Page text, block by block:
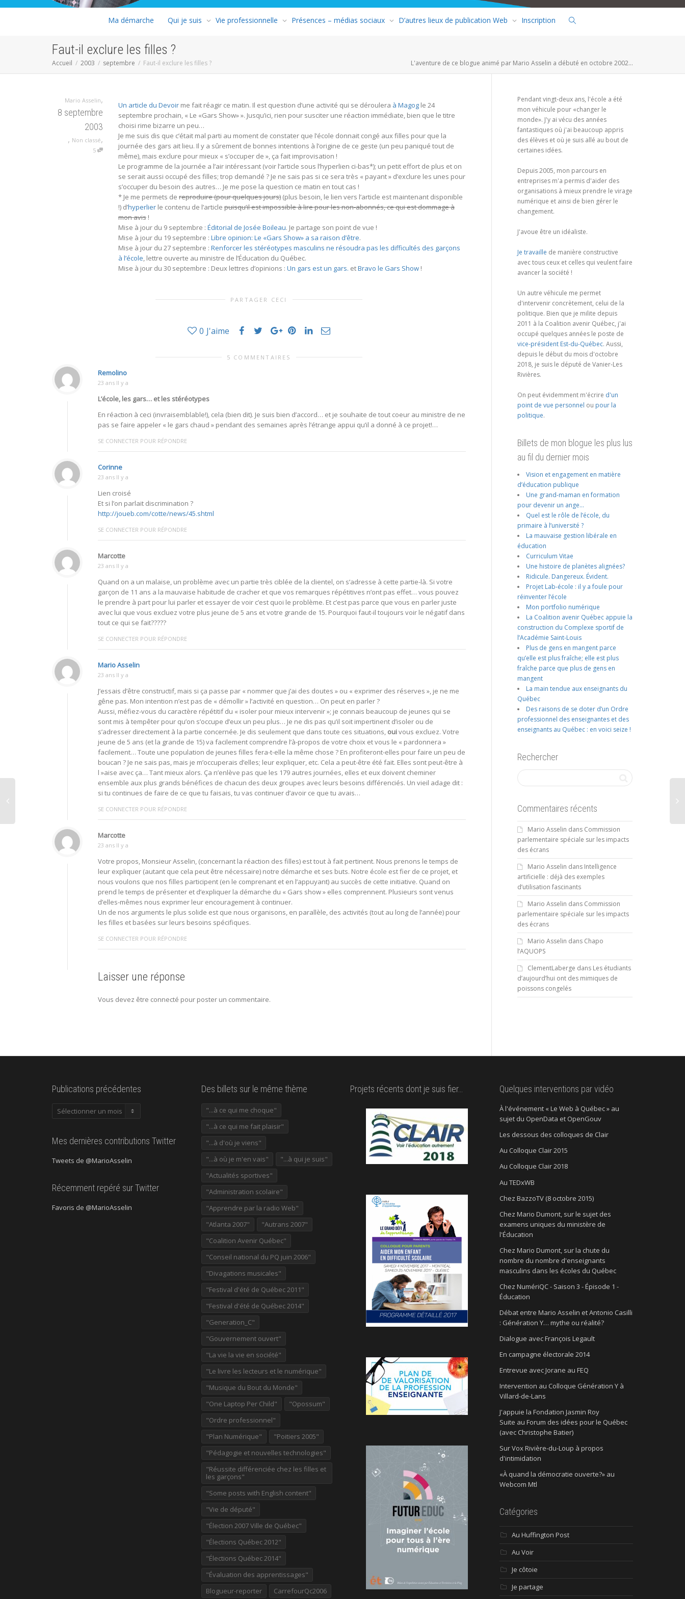
Ma démarche Qui je suis Vie professionnelle Présences – médias sociaux D’autres lieux de publication Web Inscription
Faut-il exclure les filles ?
Accueil 2003 septembre Faut-il exclure les filles ? L'aventure de ce blogue animé par Mario Asselin a débuté en octobre 2002...
Mario Asselin,
8 septembre
2003
, Non classé,
5
Un article du Devoir me fait réagir ce matin. Il est question d’une activité qui se déroulera à Magog le 24
septembre prochain, « Le «Gars Show» ». Jusqu’ici, rien pour susciter une réaction immédiate, bien que le titre
choisi rime bizarre un peu…
Je me suis dis que c’était mal parti au moment de constater que l’école donnait congé aux filles pour que la
journée des gars ait lieu. Il y a sûrement de bonnes intentions à l’origine de ce geste (un peu paniqué tout de
même), mais exclure pour mieux « s’occuper de », ça fait improvisation !
Le programme de la journée a l’air intéressant (voir l’article sous l’hyperlien ci-bas*); un petit effort de plus et on
se serait aussi occupé des filles; trop demandé ? Je ne sais pas si ce sera très « payant » d’exclure les unes pour
s’occuper du besoin des autres… Je me pose la question ce matin en tout cas !
* Je me permets de reproduire (pour quelques jours) (plus besoin, le lien vers l’article est maintenant disponible
!) d’hyperlier le contenu de l’article puisqu’il est impossible à lire pour les non-abonnés, ce qui est dommage à
mon avis !
Mise à jour du 9 septembre : Éditorial de Josée Boileau. Je partage son point de vue !
Mise à jour du 19 septembre : Libre opinion: Le «Gars Show» a sa raison d’être.
Mise à jour du 27 septembre : Renforcer les stéréotypes masculins ne résoudra pas les difficultés des garçons
à l’école, lettre ouverte au ministre de l’Éducation du Québec.
Mise à jour du 30 septembre : Deux lettres d’opinions : Un gars est un gars. etBravo le Gars Show !
PARTAGER CECI
0 J'aime
5 COMMENTAIRES
Remolino
23 ans Il y a
L’école, les gars… et les stéréotypes
En réaction à ceci (invraisemblable!), cela (bien dit). Je suis bien d’accord… et je souhaite de tout coeur au ministre de ne
pas se faire appeler « le gars chaud » pendant des semaines après l’étrange appui qu’il a donné à ce projet!…
SE CONNECTER POUR RÉPONDRE
Corinne
23 ans Il y a
Lien croisé
Et si l’on parlait discrimination ?
http://joueb.com/cotte/news/45.shtml
SE CONNECTER POUR RÉPONDRE
Marcotte
23 ans Il y a
Quand on a un malaise, un problème avec un partie très ciblée de la clientel, on s’adresse à cette partie-là. Si votre
garçon de 11 ans a la mauvaise habitude de cracher et que vos remarques répétitives n’ont pas effet… vous pouvez
le prendre à part pour lui parler et essayer de voir c’est quoi le problème. Et c’est pas parce que vous en parler juste
avec lui que vous excluez votre plus jeune de 5 ans et votre grande de 15. Pourquoi faut-il toujours voir le négatif dans
tout ce qui se fait?????
SE CONNECTER POUR RÉPONDRE
Mario Asselin
23 ans Il y a
J’essais d’être constructif, mais si ça passe par « nommer que j’ai des doutes » ou « exprimer des réserves », je ne me
gêne pas. Mon intention n’est pas de « démollir » l’activité en question… On peut en parler ?
Aussi, méfiez-vous du caractère répétitif du « isoler pour mieux intervenir »; je connais beaucoup de jeunes qui se
sont mis à tempêter pour qu’on s’occupe d’eux un peu plus… Je ne dis pas qu’il soit impertinent d’isoler ou de
s’adresser directement à la partie concernée. Je dis seulement que dans toute ces situations, ouivous excluez. Votre
jeune de 5 ans (et la grande de 15) va facilement comprendre l’à-propos de votre choix et vous le « pardonnera »
facilement… Toute une population de jeunes filles fera-t-elle la même chose ? En profiteront-elles pour faire un peu de
boucan ? Je ne sais pas, mais je m’occuperais d’elles; leur expliquer, etc. Cela a peut-être été fait. Elles sont peut-être à
l »aise avec ça… Tant mieux alors. Ça n’enlève pas que les 179 autres journées, elles et eux doivent cheminer
ensemble aux plus grands bénéfices de chacun des deux groupes avec leurs besoins différenciés. Un vieil adage dit :
si tu continues de faire de ce que tu faisais, tu vas continuer d’avoir ce que tu avais…
SE CONNECTER POUR RÉPONDRE
Marcotte
23 ans Il y a
Votre propos, Monsieur Asselin, (concernant la réaction des filles) est tout à fait pertinent. Nous prenons le temps de
leur expliquer (autant que cela peut être nécessaire) notre démarche et ses buts. Notre école est fier de ce projet, et
nous voulons que nos filles participent (en le comprenant et en l’appuyant) au succès de cette initiative. Quand on
prend le temps de présenter et d’expliquer la démarche du « Gars show » elles comprennent. Plusieurs sont venus
d’elles-mêmes nous exprimer leur encouragement à continuer.
Un de nos arguments le plus solide est que nous organisons, en parallèle, des activités (tout au long de l’année) pour
les filles et basées sur leurs besoins spécifiques.
SE CONNECTER POUR RÉPONDRE
Laisser une réponse
Vous devez être connecté pour poster un commentaire.
Pendant vingt-deux ans, l'école a été
mon véhicule pour «changer le
monde». J'y ai vécu des années
fantastiques où j'ai beaucoup appris
des élèves et où je suis allé au bout de
certaines idées.
Depuis 2005, mon parcours en
entreprises m'a permis d'aider des
organisations à mieux prendre le virage
numérique et ainsi de bien gérer le
changement.
J'avoue être un idéaliste.
Je travaille de manière constructive
avec tous ceux et celles qui veulent faire
avancer la société !
Un autre véhicule me permet
d'intervenir concrètement, celui de la
politique. Bien que je milite depuis
2011 à la Coalition avenir Québec, j'ai
occupé quelques années le poste de
vice-président Est-du-Québec. Aussi,
depuis le début du mois d'octobre
2018, je suis le député de Vanier-Les
Rivières.
On peut évidemment m'écrire d'un
point de vue personnel ou pour la
politique.
Billets de mon blogue les plus lus
au fil du dernier mois
Vision et engagement en matière
d’éducation publique
Une grand-maman en formation
pour devenir un ange…
Quel est le rôle de l’école, du
primaire à l’université ?
La mauvaise gestion libérale en
éducation
Curriculum Vitae
Une histoire de planètes alignées?
Ridicule. Dangereux. Évident.
Projet Lab-école : il y a foule pour
réinventer l’école
Mon portfolio numérique
La Coalition avenir Québec appuie la
construction du Complexe sportif de
l’Académie Saint-Louis
Plus de gens en mangent parce
qu’elle est plus fraîche; elle est plus
fraîche parce que plus de gens en
mangent
La main tendue aux enseignants du
Québec
Des raisons de se doter d’un Ordre
professionnel des enseignantes et des
enseignants au Québec : en voici seize !
Rechercher
Commentaires récents
Mario Asselin dans Commission
parlementaire spéciale sur les impacts
des écrans
Mario Asselin dans Intelligence
artificielle : déjà des exemples
d’utilisation fascinants
Mario Asselin dans Commission
parlementaire spéciale sur les impacts
des écrans
Mario Asselin dans Chapo
l’AQUOPS
ClementLaberge dans Les étudiants
d’aujourd’hui ont des mimiques de
poissons congelés
Publications précédentes
Publications
Mes dernières contributions Twitter
Tweets de @MarioAsselin
Récemment repéré sur Twitter
Favoris de @MarioAsselin
Des billets sur le même thème
"...à ce qui me choque"
"...à ce qui me fait plaisir"
"...à d'où je viens"
"...à où je m'en vais"
"...à qui je suis"
"Actualités sportives"
"Administration scolaire"
"Apprendre par la radio Web"
"Atlanta 2007"
"Autrans 2007"
"Coalition Avenir Québec"
"Conseil national du PQ juin 2006"
"Divagations musicales"
"Festival d'été de Québec 2011"
"Festival d'été de Québec 2014"
"Generation_C"
"Gouvernement ouvert"
"La vie la vie en société"
"Le livre les lecteurs et le numérique"
"Musique du Bout du Monde"
"One Laptop Per Child"
"Opossum"
"Ordre professionnel"
"Plan Numérique"
"Poitiers 2005"
"Pédagogie et nouvelles technologies"
"Réussite différenciée chez les filles et
les garçons"
"Some posts with English content"
"Vie de député"
"Élection 2007 Ville de Québec"
"Élections Québec 2012"
"Élections Québec 2014"
"Évaluation des apprentissages"
Blogueur-reporter
CarrefourQc2006
Projets récents dont je suis fier… Quelques interventions par vidéo
À l'événement « Le Web à Québec » au
sujet du OpenData et OpenGouv
Les dessous des colloques de Clair
Au Colloque Clair 2015
Au Colloque Clair 2018
Au TEDxWB
Chez BazzoTV (8 octobre 2015)
Chez Mario Dumont, sur le sujet des
examens uniques du ministère de
l'Éducation
Chez Mario Dumont, sur la chute du
nombre du nombre d'enseignants
masculins dans les écoles du Québec
Chez NumériQC - Saison 3 - Épisode 1 -
Éducation
Débat entre Mario Asselin et Antonio Casilli
: Génération Y… mythe ou réalité?
Dialogue avec François Legault
En campagne électorale 2014
Entrevue avec Jorane au FEQ
Intervention au Colloque Génération Y à
Villard-de-Lans
J'appuie la Fondation Jasmin Roy
Suite au Forum des idées pour le Québec
(avec Christophe Batier)
Sur Vox Rivière-du-Loup à propos
d'intimidation
«À quand la démocratie ouverte?» au
Webcom Mtl
Catégories
Au Huffington Post
Au Voir
Je côtoie
Je partage